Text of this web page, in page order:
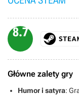
8.7
Główne zalety gry
Humor i satyra: